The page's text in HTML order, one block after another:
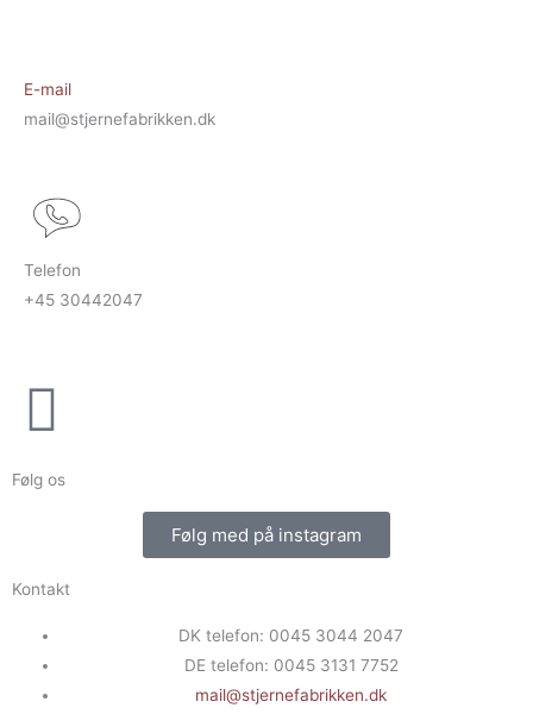
E-mail
mail@stjernefabrikken.dk
Telefon
+45 30442047
Følg os
Følg med på instagram
Kontakt
DK telefon: 0045 3044 2047
DE telefon: 0045 3131 7752
mail@stjernefabrikken.dk